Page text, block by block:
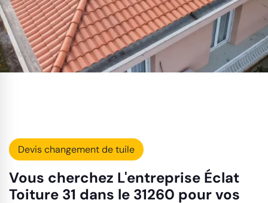
Devis changement de tuile
Vous cherchez L'entreprise Éclat
Toiture 31 dans le 31260 pour vos